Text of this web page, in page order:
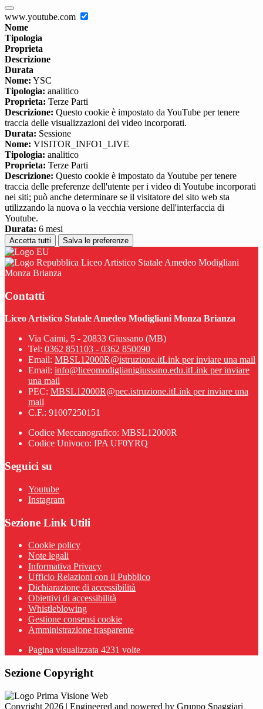
www.youtube.com
Nome
Tipologia
Proprieta
Descrizione
Durata
Nome: YSC
Tipologia: analitico
Proprieta: Terze Parti
Descrizione: Questo cookie è impostato da YouTube per tenere
traccia delle visualizzazioni dei video incorporati.
Durata: Sessione
Nome: VISITOR_INFO1_LIVE
Tipologia: analitico
Proprieta: Terze Parti
Descrizione: Questo cookie è impostato da Youtube per tenere
traccia delle preferenze dell'utente per i video di Youtube incorporati
nei siti; può anche determinare se il visitatore del sito web sta
utilizzando la nuova o la vecchia versione dell'interfaccia di
Youtube.
Durata: 6 mesi
Accetta tutti Salva le preferenze
Liceo Artistico Statale Amedeo Modigliani
Monza Brianza
Contatti
Liceo Artistico Statale Amedeo Modigliani Monza Brianza
Via Caimi, 5 - 20833 Giussano (MB)
Tel: 0362 851103 - 0362 850090
Email: MBSL12000R@istruzione.itLink per inviare una mail
Email: info@liceomodiglianigiussano.edu.itLink per inviare
una mail
PEC: MBSL12000R@pec.istruzione.itLink per inviare una
mail
C.F.: 91007250151
Codice Meccanografico: MBSL12000R
Codice Univoco: IPA UF0YRQ
Seguici su
Youtube
Instagram
Sezione Link Utili
Cookie policy
Note legali
Informativa Privacy
Ufficio Relazioni con il Pubblico
Dichiarazione di accessibilità
Obiettivi di accessibilità
Whistleblowing
Gestione consensi cookie
Amministrazione trasparente
Pagina visualizzata 4231 volte
Sezione Copyright
Copyright 2026 | Engineered and powered by Gruppo Spaggiari